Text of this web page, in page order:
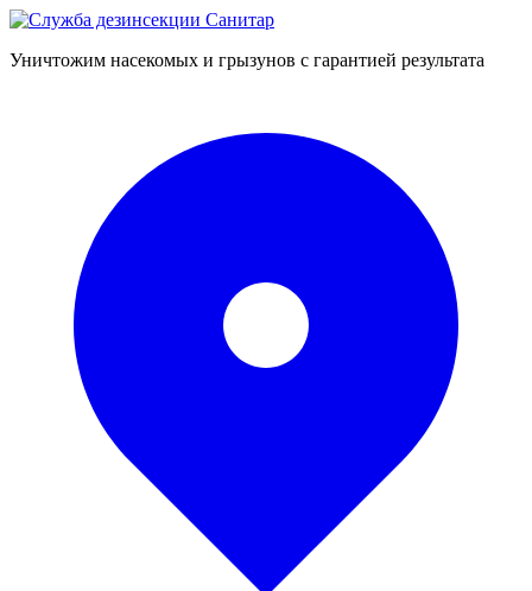
Уничтожим насекомых и грызунов с гарантией результата